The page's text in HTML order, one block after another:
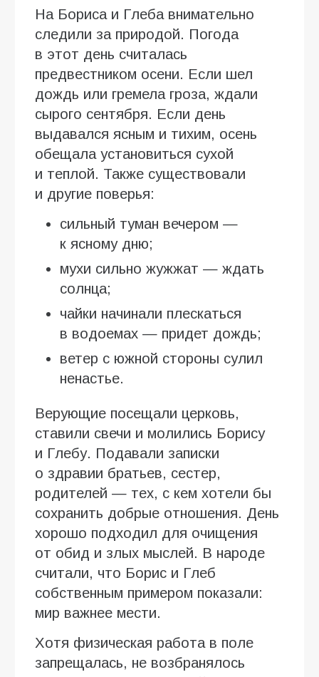
На Бориса и Глеба внимательно
следили за природой. Погода
в этот день считалась
предвестником осени. Если шел
дождь или гремела гроза, ждали
сырого сентября. Если день
выдавался ясным и тихим, осень
обещала установиться сухой
и теплой. Также существовали
и другие поверья:
сильный туман вечером —
к ясному дню;
мухи сильно жужжат — ждать
солнца;
чайки начинали плескаться
в водоемах — придет дождь;
ветер с южной стороны сулил
ненастье.
Верующие посещали церковь,
ставили свечи и молились Борису
и Глебу. Подавали записки
о здравии братьев, сестер,
родителей — тех, с кем хотели бы
сохранить добрые отношения. День
хорошо подходил для очищения
от обид и злых мыслей. В народе
считали, что Борис и Глеб
собственным примером показали:
мир важнее мести.
Хотя физическая работа в поле
запрещалась, не возбранялось